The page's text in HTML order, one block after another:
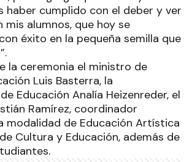
haber cumplido con el deber y ver
mis alumnos, que hoy se
éxito en la pequeña semilla que
la ceremonia el ministro de
Luis Basterra, la
Educación Analía Heizenreder, el
Ramírez, coordinador
modalidad de Educación Artística
Cultura y Educación, además de